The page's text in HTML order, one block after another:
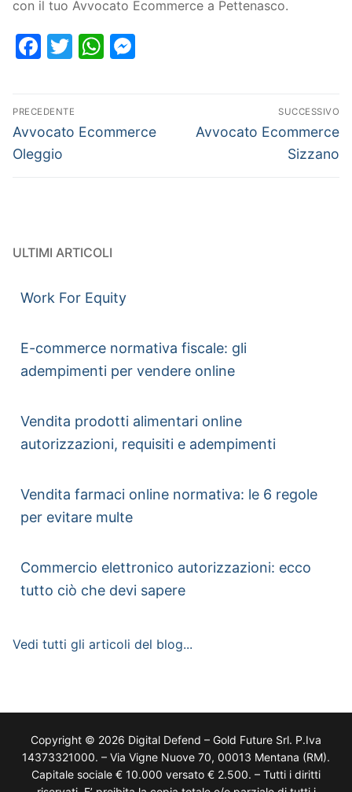
con il tuo Avvocato Ecommerce a Pettenasco.
Facebook
TwitterWhatsApp
PRECEDENTE
Avvocato Ecommerce
Oleggio
SUCCESSIVO
Avvocato Ecommerce
Sizzano
ULTIMI ARTICOLI
Work For Equity
E-commerce normativa fiscale: gli
adempimenti per vendere online
Vendita prodotti alimentari online
autorizzazioni, requisiti e adempimenti
Vendita farmaci online normativa: le 6 regole
per evitare multe
Commercio elettronico autorizzazioni: ecco
tutto ciò che devi sapere
Vedi tutti gli articoli del blog...
Copyright © 2026 Digital Defend – Gold Future Srl. P.Iva
14373321000. – Via Vigne Nuove 70, 00013 Mentana (RM).
Capitale sociale € 10.000 versato € 2.500. – Tutti i diritti